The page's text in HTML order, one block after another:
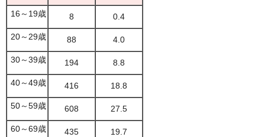
16～19歳 8 0.4
20～29歳 88 4.0
30～39歳 194 8.8
40～49歳 416 18.8
50～59歳 608 27.5
60～69歳 435 19.7